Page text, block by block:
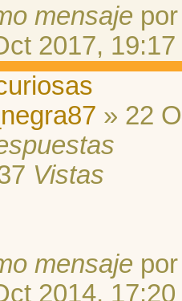
mensaje
2017, 19:17
» 22
Vistas
mensaje
2014, 17:20